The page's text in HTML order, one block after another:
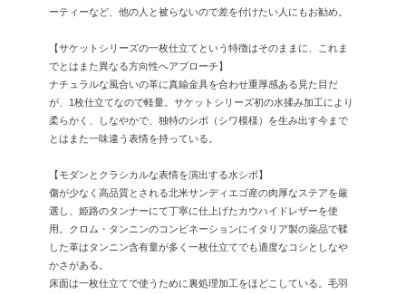
ーティーなど、他の人と被らないので差を付けたい人にもお勧め。
【サケットシリーズの一枚仕立てという特徴はそのままに、これま
でとはまた異なる方向性へアプローチ】
ナチュラルな風合いの革に真鍮金具を合わせ重厚感ある見た目だ
が、1枚仕立てなので軽量。サケットシリーズ初の水揉み加工により
柔らかく、しなやかで、独特のシボ（シワ模様）を生み出す今まで
とはまた一味違う表情を持っている。
【モダンとクラシカルな表情を演出する水シボ】
傷が少なく高品質とされる北米サンディエゴ産の肉厚なステアを厳
選し、姫路のタンナーにて丁寧に仕上げたカウハイドレザーを使
用。クロム・タンニンのコンビネーションにイタリア製の薬品で鞣
した革はタンニン含有量が多く一枚仕立てでも適度なコシとしなや
かさがある。
床面は一枚仕立てで使うために裏処理加工をほどこしている。毛羽